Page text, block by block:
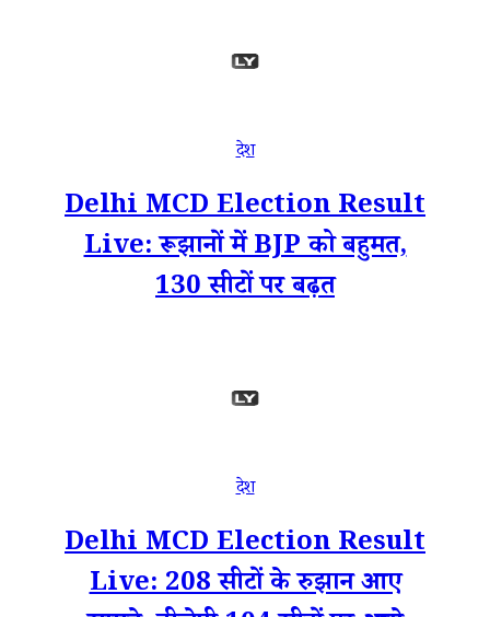
देश
Delhi MCD Election Result
Live: रूझानों में BJP को बहुमत,
130 सीटों पर बढ़त
देश
Delhi MCD Election Result
Live: 208 सीटों के रुझान आए